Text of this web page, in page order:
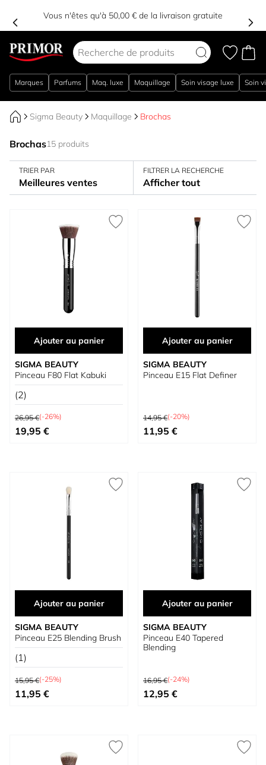
Vous n'êtes qu'à 50,00 € de la livraison gratuite
Marques Parfums Maq. luxe Maquillage Soin visage luxe Soin
Sigma Beauty Maquillage Brochas
Brochas15 produits
TRIER PAR
Meilleures ventes
FILTRER LA RECHERCHE
Afficher tout
Ajouter au panier
SIGMA BEAUTY
Pinceau F80 Flat Kabuki
(2)
Prix normal
26,95 €(-26%)
Prix spécial
19,95 €
Ajouter au panier
SIGMA BEAUTY
Pinceau E15 Flat Definer
Prix normal
14,95 €(-20%)
Prix spécial
11,95 €
Ajouter au panier
SIGMA BEAUTY
Pinceau E25 Blending Brush
(1)
Prix normal
15,95 €(-25%)
Prix spécial
11,95 €
Ajouter au panier
SIGMA BEAUTY
Pinceau E40 Tapered
Blending
Prix normal
16,95 €(-24%)
Prix spécial
12,95 €